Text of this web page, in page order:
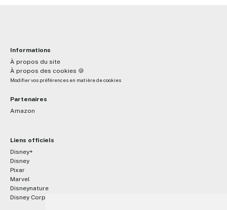
Informations
À propos du site
À propos des cookies 🍪
Modifier vos préférences en matière de cookies
Partenaires
Amazon
Liens officiels
Disney+
Disney
Pixar
Marvel
Disneynature
Disney Corporate